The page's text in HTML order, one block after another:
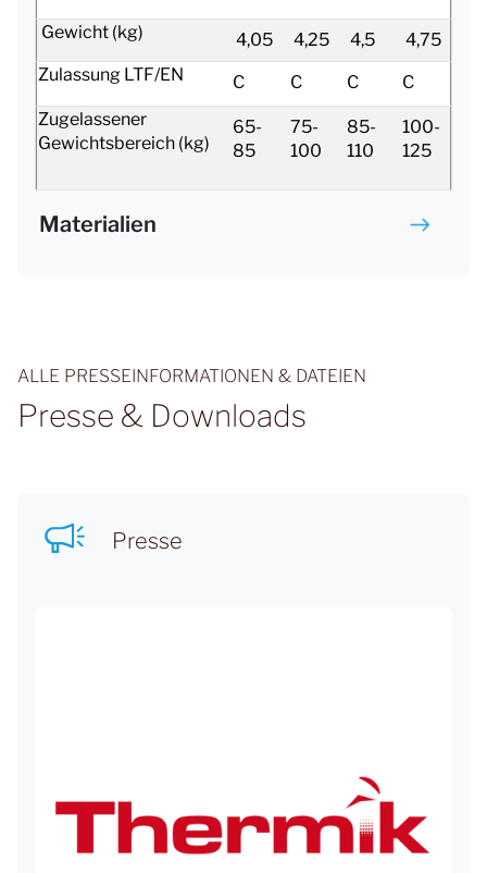
Gewicht (kg) 4,05 4,25 4,5
4,75
Zulassung LTF/EN
C C C
C
Zugelassener
Gewichtsbereich (kg)
65-
85
75-
100
85-
110
100-
125
Materialien
ALLE PRESSEINFORMATIONEN & DATEIEN
Presse & Downloads
Presse